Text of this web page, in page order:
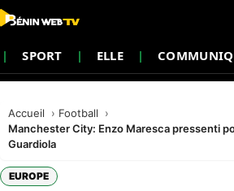
SPORT ELLE
Accueil
Football
Manchester City: Enzo Maresca pressenti
Guardiola
EUROPE